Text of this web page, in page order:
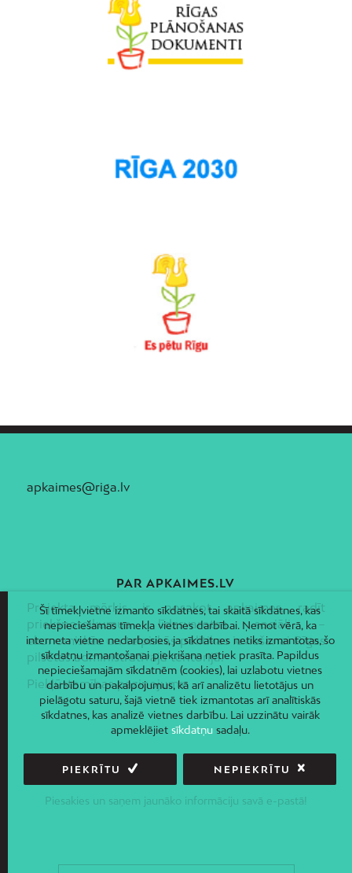
apkaimes@riga.lv
PAR APKAIMES.LV
Projekta mērķis ir nosakot apkaimes, radīt
priekšnoteikumus līdzsvarotas sociāli –
ekonomiskās un telpiskās politikas ieviešanai Rīgas
pilsētas administratīvajā teritorijā.
Piekļūstamības paziņojums
JAUNUMI E-PASTĀ
Piesakies un saņem jaunāko informāciju savā e-pastā!
Šī tīmekļvietne izmanto sīkdatnes, tai skaitā sīkdatnes, kas
nepieciešamas tīmekļa vietnes darbībai. Ņemot vērā, ka
interneta vietne nedarbosies, ja sīkdatnes netiks izmantotas, šo
sīkdatņu izmantošanai piekrišana netiek prasīta. Papildus
nepieciešamajām sīkdatnēm (cookies), lai uzlabotu vietnes
darbību un pakalpojumus, kā arī analizētu lietotājus un
pielāgotu saturu, šajā vietnē tiek izmantotas arī analītiskās
sīkdatnes, kas analizē vietnes darbību. Lai uzzinātu vairāk
apmeklējiet sīkdatņusadaļu.
PIEKRĪTU NEPIEKRĪTU